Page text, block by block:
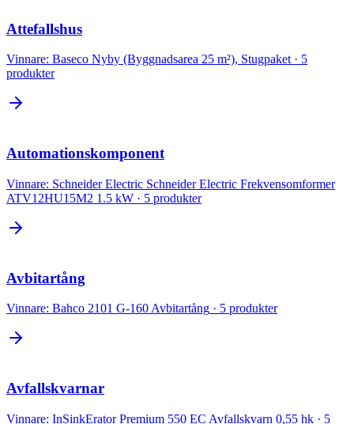
Attefallshus
Vinnare: Baseco Nyby (Byggnadsarea 25 m²), Stugpaket· 5
produkter
Automationskomponent
Vinnare: Schneider Electric Schneider Electric Frekvensomformer
ATV12HU15M2 1.5 kW · 5 produkter
Avbitartång
Vinnare: Bahco 2101 G-160 Avbitartång · 5 produkter
Avfallskvarnar
Vinnare: InSinkErator Premium 550 EC Avfallskvarn 0,55 hk · 5